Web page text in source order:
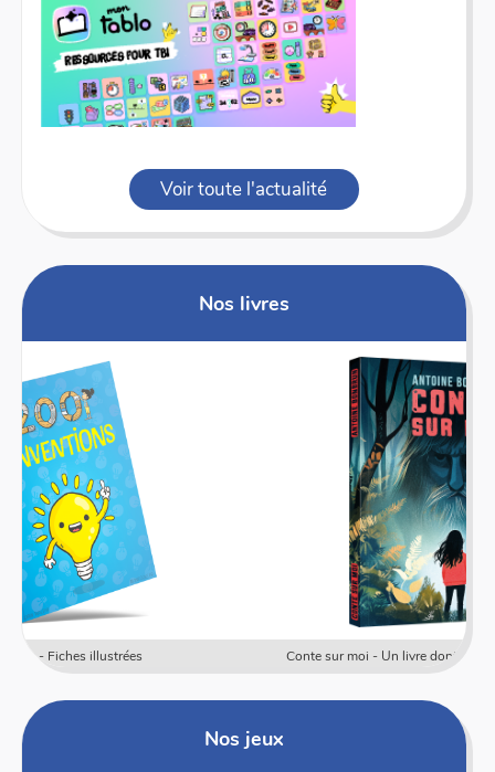
Voir toute l'actualité
Nos livres
Conte sur moi - Un livre dont les élèves sont les héros
Nos jeux